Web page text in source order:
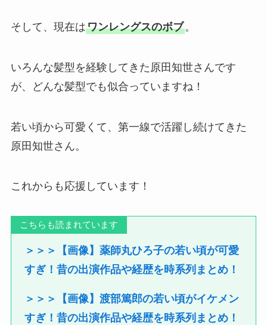
そして、現在はワンレングスのボブ。
いろんな髪型を経験してきた原田知世さんです
が、どんな髪型でも似合っていますね！
若い頃から可愛くて、第一線で活躍し続けてきた
原田知世さん。
これからも応援しています！
こちらも読まれています
＞＞＞【画像】薬師丸ひろ子の若い頃が可愛
すぎ！昔の出演作品や経歴を時系列まとめ！
＞＞＞【画像】渡部篤郎の若い頃がイケメン
すぎ！昔の出演作品や経歴を時系列まとめ！